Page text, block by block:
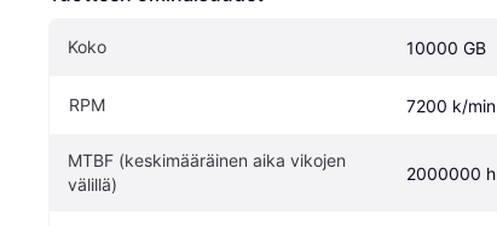
Koko 10000 GB
RPM 7200 k/min
MTBF (keskimääräinen aika vikojen
välillä)
2000000 h